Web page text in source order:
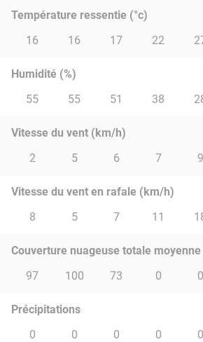
Température ressentie (°c)
16
16 17 22
Humidité (%)
55
55 51 38
Vitesse du vent (km/h)
2
5 6 7 9
Vitesse du vent en rafale (km/h)
8
5 7 11
Couverture nuageuse totale moyenne
97
100 73 0 0
Précipitations
0
0 0 0 0